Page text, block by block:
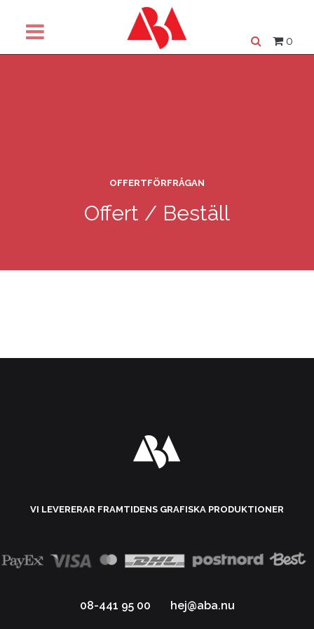
0
OFFERTFÖRFRÅGAN
Offert / Beställ
VI LEVERERAR FRAMTIDENS GRAFISKA PRODUKTIONER
08-441 95 00 hej@aba.nu